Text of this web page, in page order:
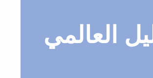
حسب الدولة 2026–2029: الدليل العالمي